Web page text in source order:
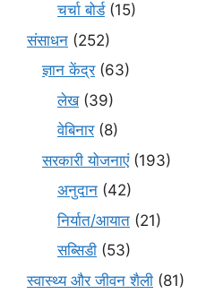
चर्चा बोर्ड(15)
संसाधन (252)
ज्ञान केंद्र(63)
लेख(39)
वेबिनार(8)
सरकारी योजनाएं(193)
अनुदान (42)
निर्यात/आयात (21)
सब्सिडी (53)
स्वास्थ्य और जीवन शैली (81)